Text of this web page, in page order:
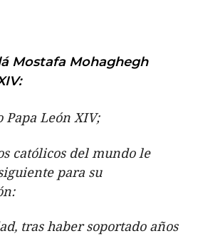
Mostafa Mohaghegh
León XIV;
católicos del mundo le
para su
tras haber soportado años